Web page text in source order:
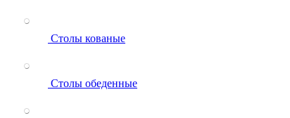
Столы кованые
Столы обеденные